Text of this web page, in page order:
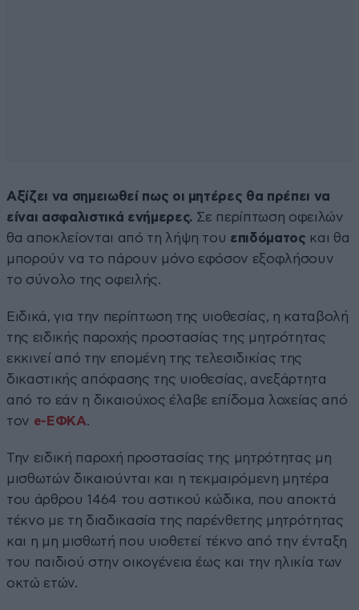
Αξίζει να σημειωθεί πως οι μητέρες θα πρέπει να
είναι ασφαλιστικά ενήμερες. Σε περίπτωση οφειλών
θα αποκλείονται από τη λήψη του επιδόματος και θα
μπορούν να το πάρουν μόνο εφόσον εξοφλήσουν
το σύνολο της οφειλής.
Ειδικά, για την περίπτωση της υιοθεσίας, η καταβολή
της ειδικής παροχής προστασίας της μητρότητας
εκκινεί από την επομένη της τελεσιδικίας της
δικαστικής απόφασης της υιοθεσίας, ανεξάρτητα
από το εάν η δικαιούχος έλαβε επίδομα λοχείας από
τον e-ΕΦΚΑ.
Την ειδική παροχή προστασίας της μητρότητας μη
μισθωτών δικαιούνται και η τεκμαιρόμενη μητέρα
του άρθρου 1464 του αστικού κώδικα, που αποκτά
τέκνο με τη διαδικασία της παρένθετης μητρότητας
και η μη μισθωτή που υιοθετεί τέκνο από την ένταξη
του παιδιού στην οικογένεια έως και την ηλικία των
οκτώ ετών.